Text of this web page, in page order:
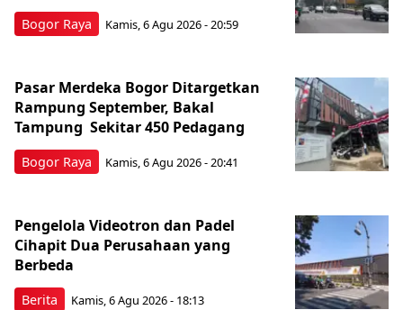
Bogor Raya Kamis, 6 Agu 2026 - 20:59
Bogor Raya
Pasar Merdeka Bogor Ditargetkan
Rampung September, Bakal
Tampung Sekitar 450 Pedagang
Kamis, 6 Agu 2026 - 20:41
Berita
Pengelola Videotron dan Padel
Cihapit Dua Perusahaan yang
Berbeda
Kamis, 6 Agu 2026 - 18:13